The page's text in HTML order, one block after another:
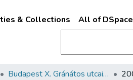
& Collections All of DSpace
Budapest X. Gránátos utcai Orthodox Zsidó Temető